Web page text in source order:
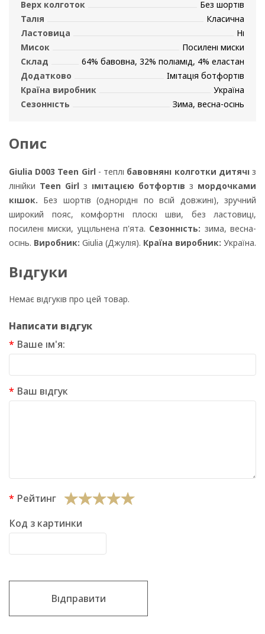
Верх колготок
Без шортів
Талія
Класична
Ластовица
Ні
Мисок
Посилені миски
Склад
64% бавовна, 32% поліамід, 4% еластан
Додатково
Імітація ботфортів
Країна виробник
Україна
Сезонність
Зима, весна-осінь
Опис
Giulia D003 Teen Girl - теплі бавовняні колготки дитячі з
лінійки Teen Girl з імітацією ботфортів з мордочками
кішок. Без шортів (однорідні по всій довжині), зручний
широкий пояс, комфортні плоскі шви, без ластовиці,
посилені миски, ущільнена п'ята. Сезонність: зима, весна-
осінь. Виробник: Giulia (Джулія). Країна виробник: Україна.
Відгуки
Немає відгуків про цей товар.
Написати відгук
Ваше ім'я:
Ваш відгук
Рейтинг
Код з картинки
Відправити